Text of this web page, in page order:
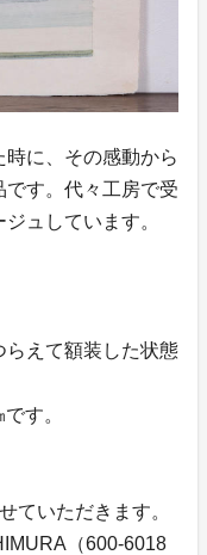
に、その感動から
す。代々工房で受
ュしています。
えて額装した状態
す。
ていただきます。
（600-6018